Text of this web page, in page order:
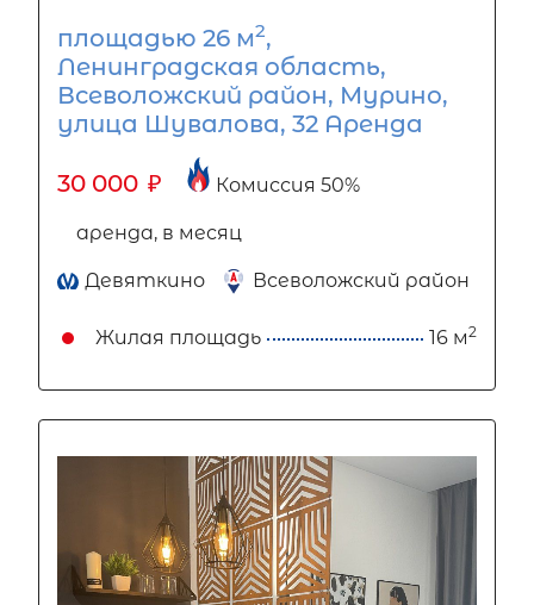
площадью 26 м2,
Ленинградская область,
Всеволожский район, Мурино,
улица Шувалова, 32 Аренда
30 000 ₽ Комиссия 50%
аренда, в месяц
Девяткино Всеволожский район
Жилая площадь 16 м2